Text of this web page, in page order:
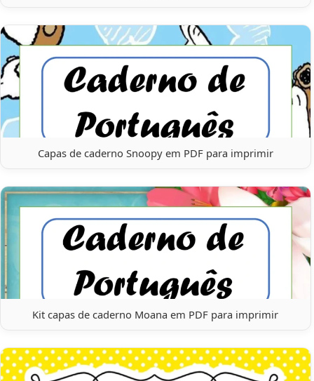
Capas de caderno Snoopy em PDF para imprimir
Kit capas de caderno Moana em PDF para imprimir